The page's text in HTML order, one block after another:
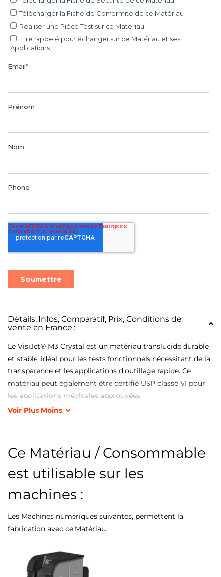
Détails, Infos, Comparatif, Prix, Conditions de
vente en France :
Le VisiJet® M3 Crystal est un matériau translucide durable
et stable, idéal pour les tests fonctionnels nécessitant de la
transparence et les applications d'outillage rapide. Ce
matériau peut également être certifié USP classe VI pour
les applications médicales approuvées.
Voir Plus Moins
Ce Matériau / Consommable
est utilisable sur les
machines :
Les Machines numériques suivantes, permettent la
fabrication avec ce Matériau.